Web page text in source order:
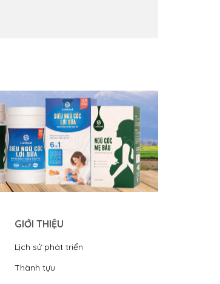
GIỚI THIỆU
Lịch sử phát triển
Thành tựu